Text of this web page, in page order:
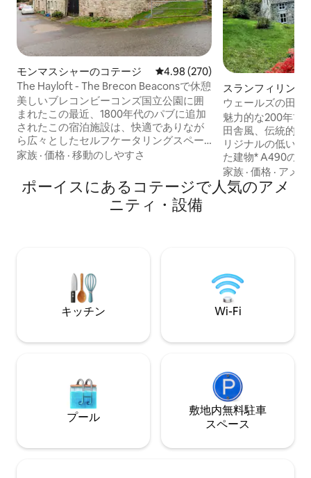
モンマスシャーのコテージ レビュー270件、5つ星中4.98つ
4.98 (270)
The Hayloft - The Brecon Beaconsで休憩
美しいブレコンビーコンズ国立公園に囲
まれたこの最近、1800年代のパブに追加
されたこの宿泊施設は、快適でありなが
ら広々としたセルフケータリングスペー
スです。 渓谷を見渡せる古い教会の向か
くのアウトドアアクティビティ（カヌ
ー、クライミング、乗馬）が楽しめる理
想的な休暇を提供しています。 地元のイ
ョップやパブがあります。
家族 · 価格 · 移動のしやすさ
スランフィリンの
ウェールズの田舎
素敵な田舎のコテ
魅力的な200年前
田舎風、伝統的な
リジナルの低い梁
た建物* A490の
タウンまで車で3
ウェストリー＆
15分）*設備：キ
ア*洗濯機*乾燥機
ロア*
家族 ·価格 · アメ
ポーイスにあるコテージで人気のアメ
ニティ・設備
キッチン Wi-Fi
プール
敷地内無料駐⁠車
ス⁠ペ⁠ー⁠ス